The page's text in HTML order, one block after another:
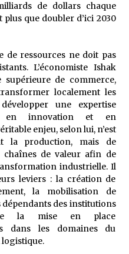
de dollars chaque
que doubler d’ici 2030
de ressources ne doit pas
L’économiste Ishak
supérieure de commerce,
localement les
une expertise
en innovation et en
enjeu, selon lui, n’est
la production, mais de
de valeur afin de
industrielle. Il
leviers : la création de
la mobilisation de
des institutions
la mise en place
dans les domaines du
logistique.